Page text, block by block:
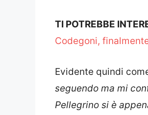
TI POTREBBE
Codegoni,
Evidente quindi
seguendo ma mi
Pellegrino si è